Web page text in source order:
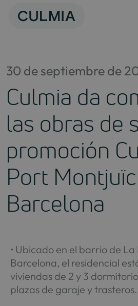
30 de septiembre de
Culmia da
las obras de
promoción
Port
Barcelona
• Ubicado en el barrio de
Barcelona, el residencial
viviendas de 2 y 3
plazas de garaje y trasteros.